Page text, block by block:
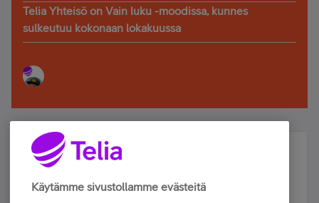
Telia Yhteisö on Vain luku -moodissa, kunnes
sulkeutuu kokonaan lokakuussa
Älä jää paitsi – osallistu ja voita!
Tilaa Telian uutiskirje ja olet mukana arvonnassa.
Käytämme sivustollamme evästeitä